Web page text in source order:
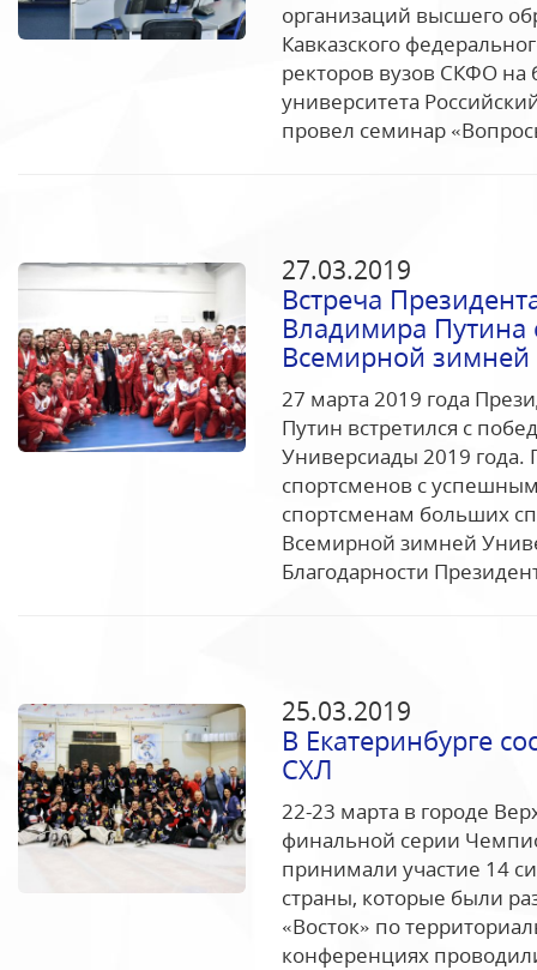
организаций высшего
Кавказского
ректоров вузов СКФО на
университета
провел семинар
27.03.2019
Встреча
Владимира Путина
Всемирной
27 марта 2019 года
Путин встретился с
Универсиады 2019 года.
спортсменов с
спортсменам больших
Всемирной зимней
Благодарности
25.03.2019
В Екатеринбурге
СХЛ
22-23 марта в городе
финальной серии
принимали участие 14
страны, которые были
«Восток» по
конференциях